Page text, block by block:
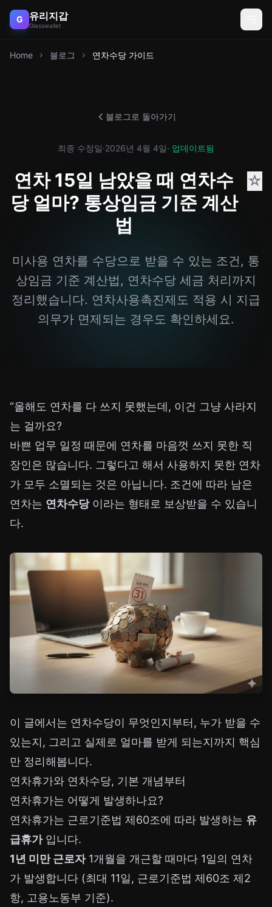
G 유리지갑
Glasswallet
Home 블로그 연차수당 가이드
블로그로 돌아가기
최종 수정일·2026년 4월 4일· 업데이트됨
연차 15일 남았을 때 연차수
당 얼마? 통상임금 기준 계산
법
☆
미사용 연차를 수당으로 받을 수 있는 조건, 통
상임금 기준 계산법, 연차수당 세금 처리까지
정리했습니다. 연차사용촉진제도 적용 시 지급
의무가 면제되는 경우도 확인하세요.
“올해도 연차를 다 쓰지 못했는데, 이건 그냥 사라지
는 걸까요?
바쁜 업무 일정 때문에 연차를 마음껏 쓰지 못한 직
장인은 많습니다. 그렇다고 해서 사용하지 못한 연차
가 모두 소멸되는 것은 아닙니다. 조건에 따라 남은
연차는 연차수당이라는 형태로 보상받을 수 있습니
다.
이 글에서는 연차수당이 무엇인지부터, 누가 받을 수
있는지, 그리고 실제로 얼마를 받게 되는지까지 핵심
만 정리해봅니다.
연차휴가와 연차수당, 기본 개념부터
연차휴가는 어떻게 발생하나요?
연차휴가는 근로기준법 제60조에 따라 발생하는 유
급휴가입니다.
1년 미만 근로자1개월을 개근할 때마다 1일의 연차
가 발생합니다 (최대 11일, 근로기준법 제60조 제2
항, 고용노동부 기준).